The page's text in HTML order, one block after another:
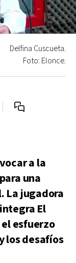
Delfina Cuscueta.
Foto: Elonce.
a la
una
La jugadora
El
esfuerzo
los desafíos